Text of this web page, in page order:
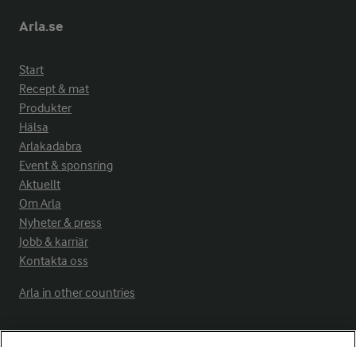
Arla.se
Start
Recept & mat
Produkter
Hälsa
Arlakadabra
Event & sponsring
Aktuellt
Om Arla
Nyheter & press
Jobb & karriär
Kontakta oss
Arla in other countries